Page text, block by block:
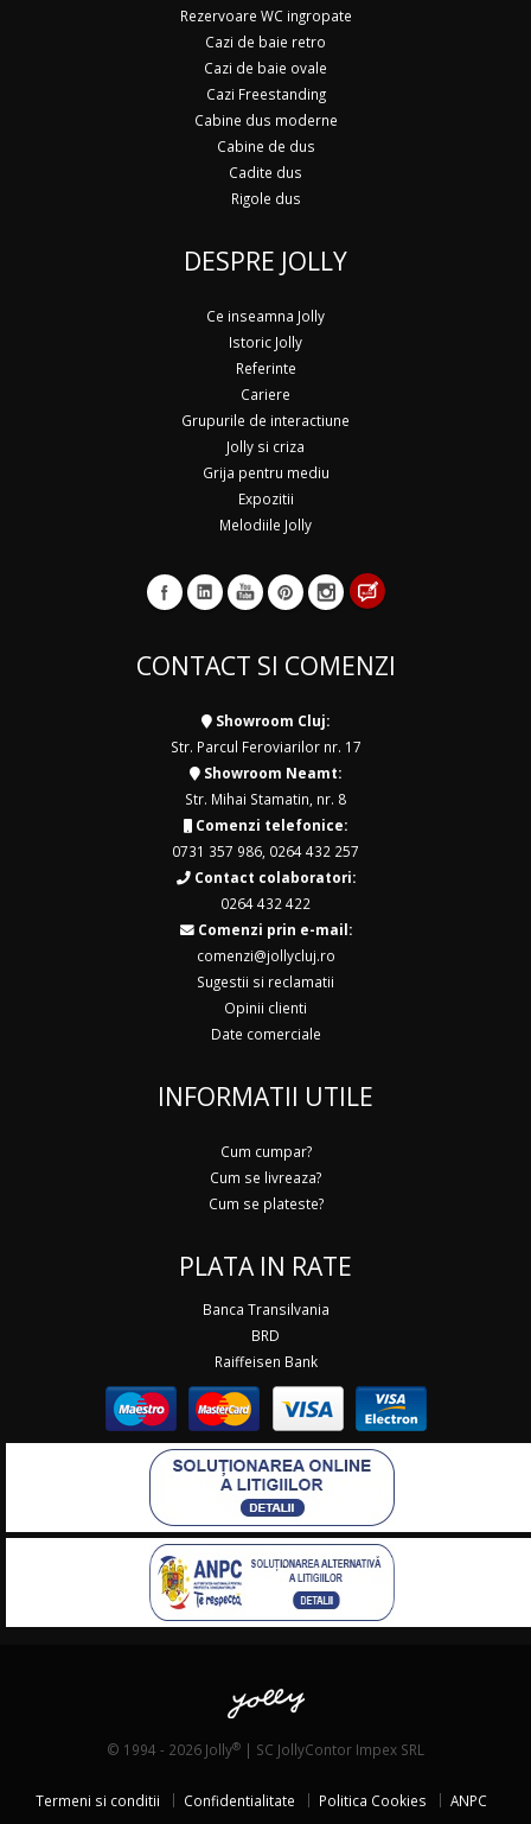
Rezervoare WC ingropate
Cazi de baie retro
Cazi de baie ovale
Cazi Freestanding
Cabine dus moderne
Cabine de dus
Cadite dus
Rigole dus
DESPRE JOLLY
Ce inseamna Jolly
Istoric Jolly
Referinte
Cariere
Grupurile de interactiune
Jolly si criza
Grija pentru mediu
Expozitii
Melodiile Jolly
CONTACT SI COMENZI
Showroom Cluj:
Str. Parcul Feroviarilor nr. 17
Showroom Neamt:
Str. Mihai Stamatin, nr. 8
Comenzi telefonice:
0731 357 986 0264 432 257
Contact colaboratori:
0264 432 422
Comenzi prin e-mail:
comenzi@jollycluj.ro
Sugestii si reclamatii
Opinii clienti
Date comerciale
INFORMATII UTILE
Cum cumpar?
Cum se livreaza?
Cum se plateste?
PLATA IN RATE
Banca Transilvania
BRD
Raiffeisen Bank
© 1994 - 2026 Jolly® | SC JollyContor Impex SRL
Termeni si conditii Confidentialitate Politica Cookies ANPC